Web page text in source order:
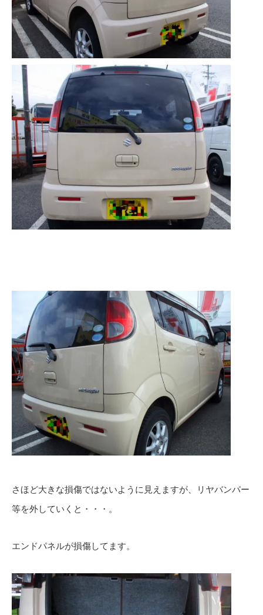
さほど大きな損傷ではないように見えますが、リヤバンパー
等を外していくと・・・。
エンドパネルが損傷してます。